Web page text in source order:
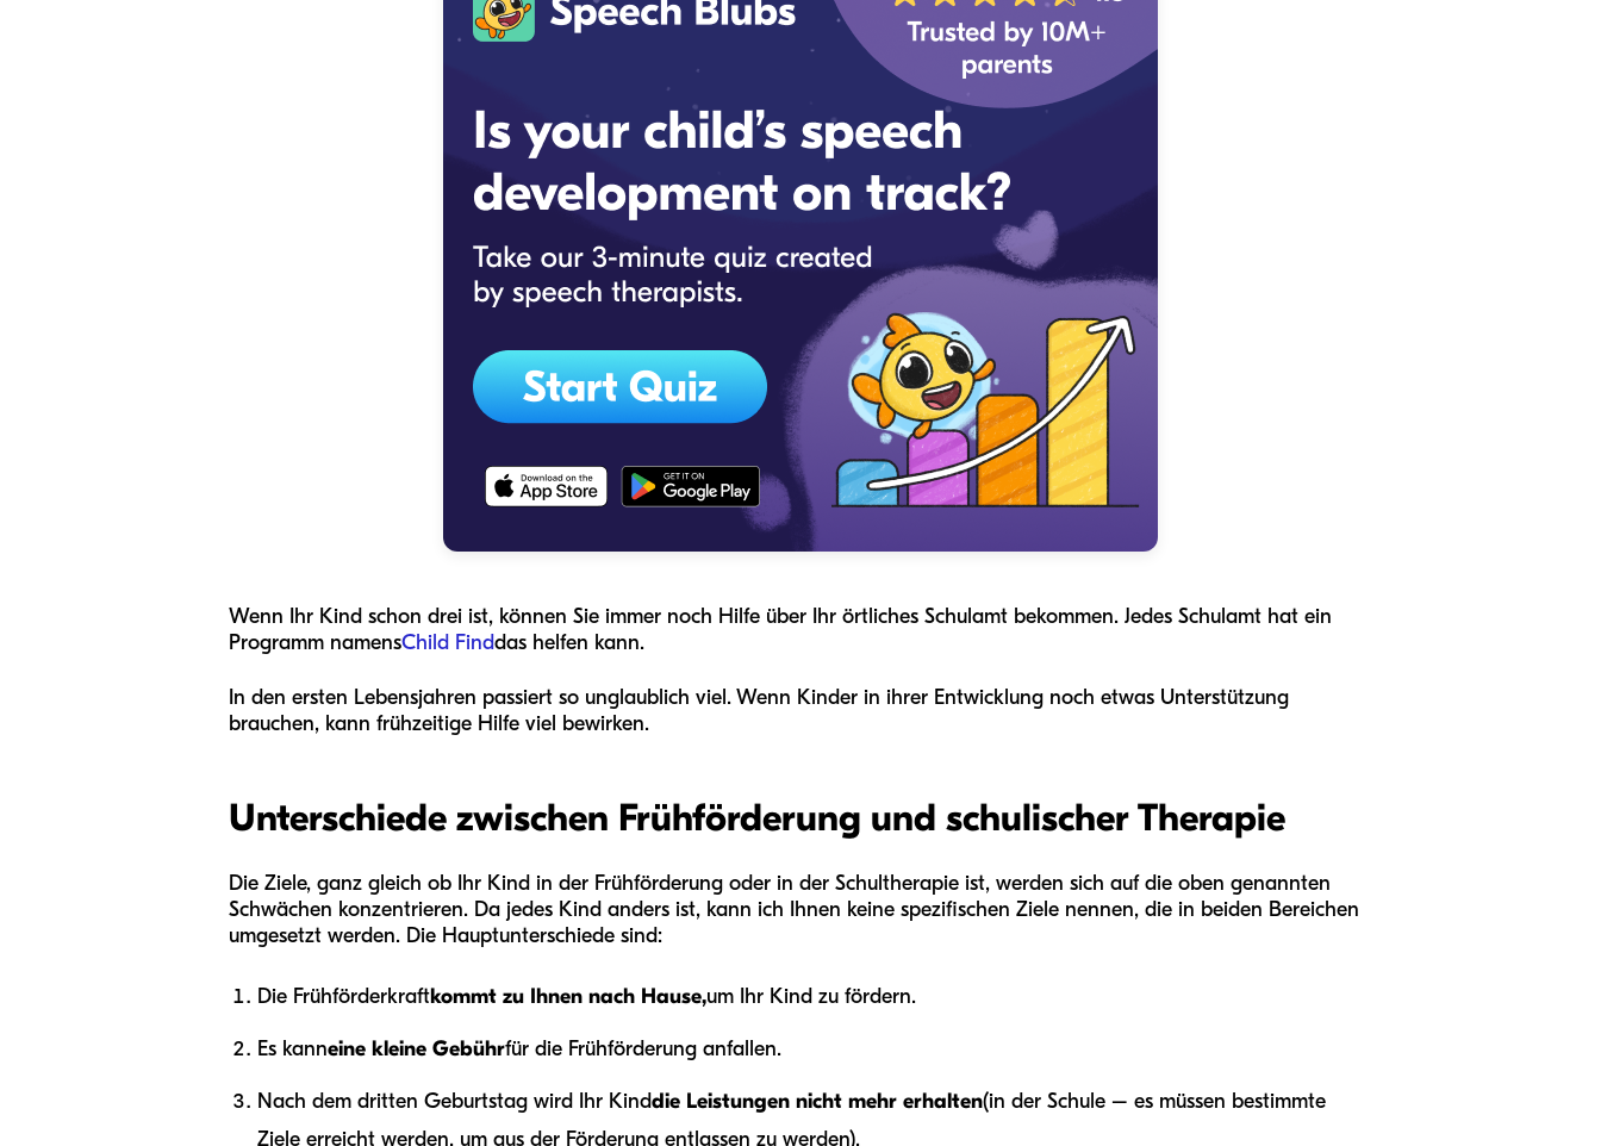
Wenn Ihr Kind schon drei ist, können Sie immer noch Hilfe über Ihr örtliches Schulamt bekommen. Jedes Schulamt hat ein
Programm namensChild Finddas helfen kann.
In den ersten Lebensjahren passiert so unglaublich viel. Wenn Kinder in ihrer Entwicklung noch etwas Unterstützung
brauchen, kann frühzeitige Hilfe viel bewirken.
Unterschiede zwischen Frühförderung und schulischer Therapie
Die Ziele, ganz gleich ob Ihr Kind in der Frühförderung oder in der Schultherapie ist, werden sich auf die oben genannten
Schwächen konzentrieren. Da jedes Kind anders ist, kann ich Ihnen keine spezifischen Ziele nennen, die in beiden Bereichen
umgesetzt werden. Die Hauptunterschiede sind:
Die Frühförderkraftkommt zu Ihnen nach Hause,um Ihr Kind zu fördern.
Es kanneine kleine Gebührfür die Frühförderung anfallen.
Nach dem dritten Geburtstag wird Ihr Kinddie Leistungen nicht mehr erhalten(in der Schule – es müssen bestimmte
Ziele erreicht werden, um aus der Förderung entlassen zu werden).